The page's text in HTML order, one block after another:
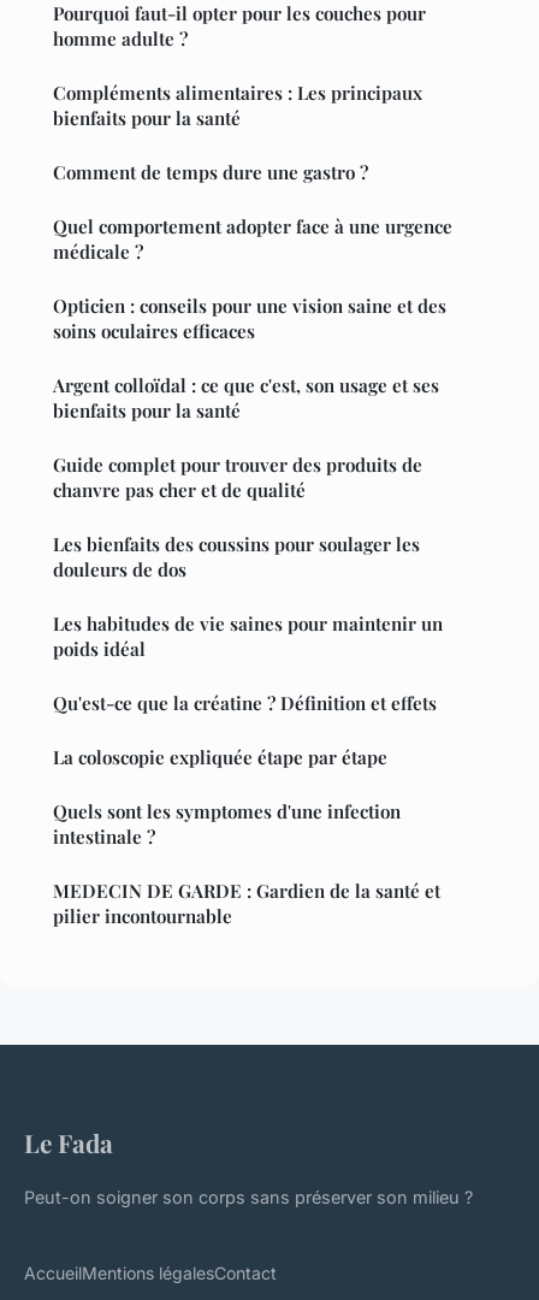
Pourquoi faut-il opter pour les couches pour
homme adulte ?
Compléments alimentaires : Les principaux
bienfaits pour la santé
Comment de temps dure une gastro ?
Quel comportement adopter face à une urgence
médicale ?
Opticien : conseils pour une vision saine et des
soins oculaires efficaces
Argent colloïdal : ce que c'est, son usage et ses
bienfaits pour la santé
Guide complet pour trouver des produits de
chanvre pas cher et de qualité
Les bienfaits des coussins pour soulager les
douleurs de dos
Les habitudes de vie saines pour maintenir un
poids idéal
Qu'est-ce que la créatine ? Définition et effets
La coloscopie expliquée étape par étape
Quels sont les symptomes d'une infection
intestinale ?
MEDECIN DE GARDE : Gardien de la santé et
pilier incontournable
Le Fada
Peut-on soigner son corps sans préserver son milieu ?
AccueilMentions légalesContact